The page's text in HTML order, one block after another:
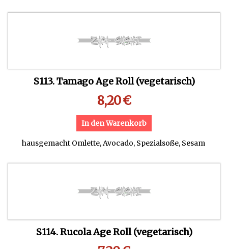
S113. Tamago Age Roll (vegetarisch)
8,20€
In den Warenkorb
hausgemacht Omlette, Avocado, Spezialsoße, Sesam
S114. Rucola Age Roll (vegetarisch)